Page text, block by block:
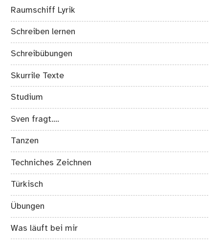
Raumschiff Lyrik
Schreiben lernen
Schreibübungen
Skurrile Texte
Studium
Sven fragt….
Tanzen
Techniches Zeichnen
Türkisch
Übungen
Was läuft bei mir